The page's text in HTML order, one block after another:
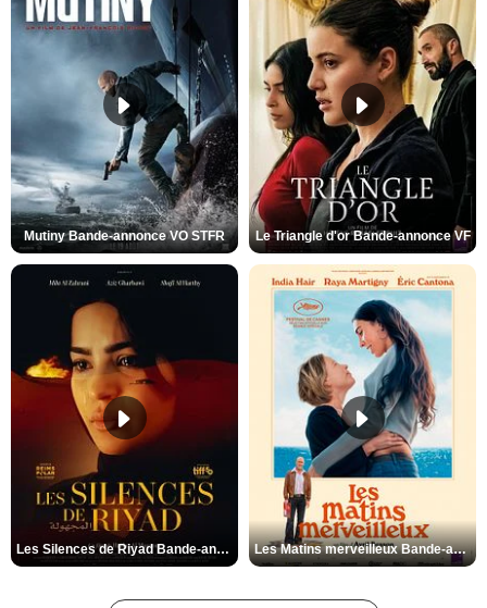
Mutiny Bande-annonce VO STFR Le Triangle d'or Bande-annonce VF
Les Silences de Riyad Bande-annonce VO STFR Les Matins merveilleux Bande-annonce VF